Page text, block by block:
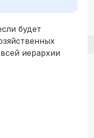
будет
иерархии